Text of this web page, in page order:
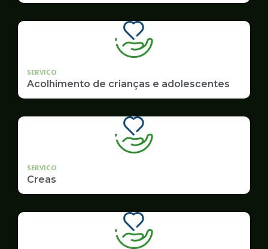
SERVICO
Acolhimento de crianças e adolescentes
SERVICO
Creas